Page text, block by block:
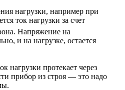
нагрузки, например при
ток нагрузки за счет
Напряжение на
и на нагрузке, остается
ок нагрузки протекает через
прибор из строя — это надо